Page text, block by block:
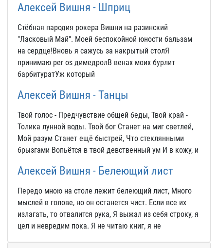
Алексей Вишня - Шприц
Стёбная пародия рокера Вишни на разинский
"Ласковый Май". Моей беспокойной юности бальзам
на сердце!Вновь я сажусь за накрытый столЯ
принимаю per os димедролВ венах моих бурлит
барбитуратУж который
Алексей Вишня - Танцы
Твой голос - Предчувствие общей беды, Твой край -
Толика лунной воды. Твой бог Станет на миг светлей,
Мой разум Станет ещё быстрей, Что стеклянными
брызгами Вопьётся в твой девственный ум И в кожу, и
Алексей Вишня - Белеющий лист
Передо мною на столе лежит белеющий лист, Много
мыслей в голове, но он останется чист. Если все их
излагать, то отвалится рука, Я выжал из себя строку, я
цел и невредим пока. Я не читаю книг, я не